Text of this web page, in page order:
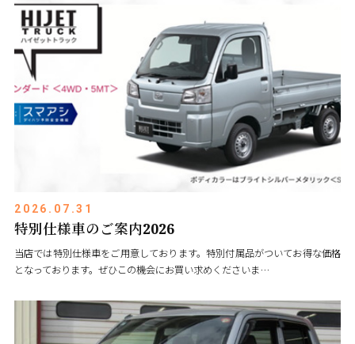
2026.07.31
特別仕様車のご案内2026
当店では特別仕様車をご用意しております。特別付属品がついてお得な価格
となっております。ぜひこの機会にお買い求めくださいま…